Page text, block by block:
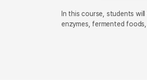
In this course, students
enzymes, fermented